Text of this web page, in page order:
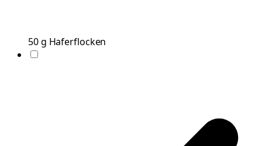
50g Haferflocken